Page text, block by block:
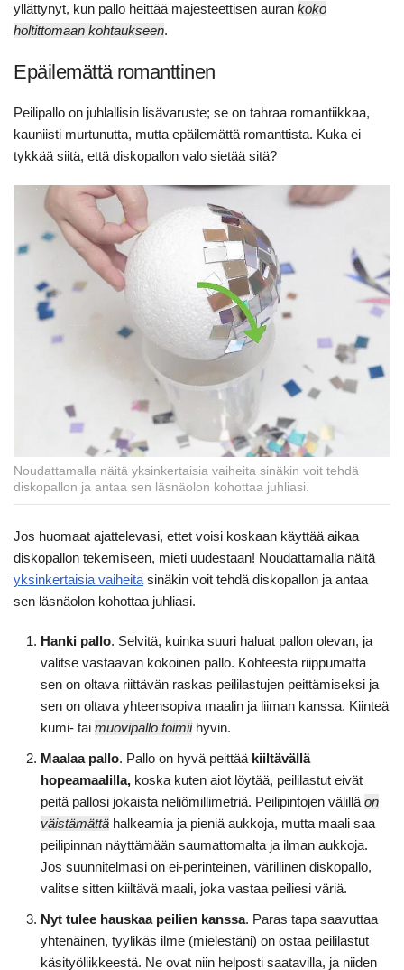
yllättynyt, kun pallo heittää majesteettisen auran koko
holtittomaan kohtaukseen.
Epäilemättä romanttinen
Peilipallo on juhlallisin lisävaruste; se on tahraa romantiikkaa,
kauniisti murtunutta, mutta epäilemättä romanttista. Kuka ei
tykkää siitä, että diskopallon valo sietää sitä?
Noudattamalla näitä yksinkertaisia vaiheita sinäkin voit tehdä
diskopallon ja antaa sen läsnäolon kohottaa juhliasi.
Jos huomaat ajattelevasi, ettet voisi koskaan käyttää aikaa
diskopallon tekemiseen, mieti uudestaan! Noudattamalla näitä
yksinkertaisia vaiheita sinäkin voit tehdä diskopallon ja antaa
sen läsnäolon kohottaa juhliasi.
Hanki pallo. Selvitä, kuinka suuri haluat pallon olevan, ja
valitse vastaavan kokoinen pallo. Kohteesta riippumatta
sen on oltava riittävän raskas peililastujen peittämiseksi ja
sen on oltava yhteensopiva maalin ja liiman kanssa. Kiinteä
kumi- tai muovipallo toimiihyvin.
Maalaa pallo. Pallo on hyvä peittää kiiltävällä
hopeamaalilla, koska kuten aiot löytää, peililastut eivät
peitä pallosi jokaista neliömillimetriä. Peilipintojen välillä on
väistämättä halkeamia ja pieniä aukkoja, mutta maali saa
peilipinnan näyttämään saumattomalta ja ilman aukkoja.
Jos suunnitelmasi on ei-perinteinen, värillinen diskopallo,
valitse sitten kiiltävä maali, joka vastaa peiliesi väriä.
Nyt tulee hauskaa peilien kanssa. Paras tapa saavuttaa
yhtenäinen, tyylikäs ilme (mielestäni) on ostaa peililastut
käsityöliikkeestä. Ne ovat niin helposti saatavilla, ja niiden